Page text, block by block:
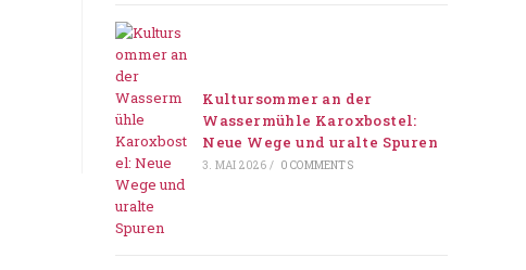
Kultursommer an der
Wassermühle Karoxbostel:
Neue Wege und uralte Spuren
3. MAI 2026 / 0 COMMENTS